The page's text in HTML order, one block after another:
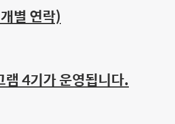
별 연락)
4기가 운영됩니다.